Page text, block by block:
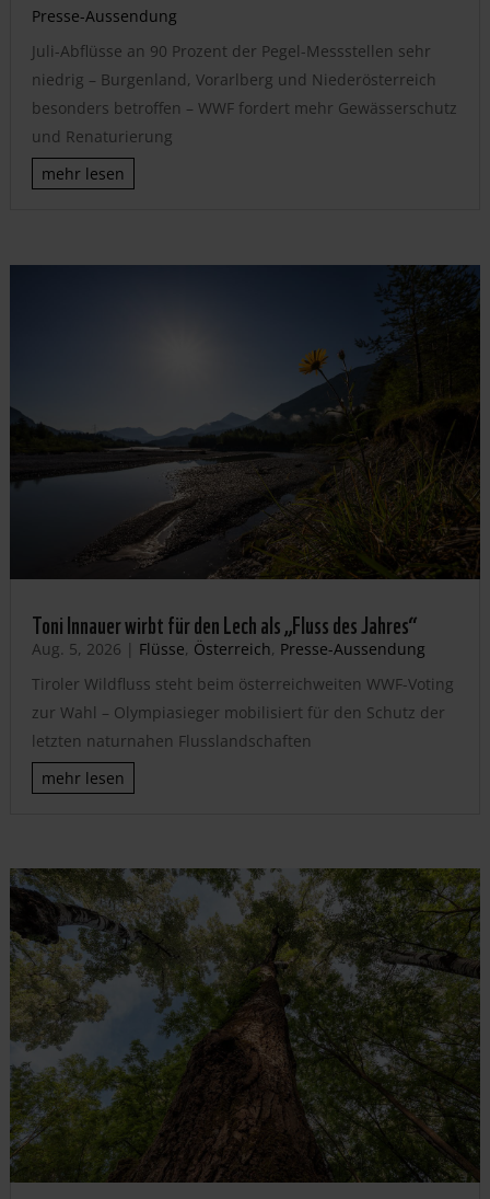
Presse-Aussendung
Juli-Abflüsse an 90 Prozent der Pegel-Messstellen sehr
niedrig – Burgenland, Vorarlberg und Niederösterreich
besonders betroffen – WWF fordert mehr Gewässerschutz
und Renaturierung
mehr lesen
Toni Innauer wirbt für den Lech als „Fluss des Jahres“
Aug. 5, 2026 | Flüsse, Österreich, Presse-Aussendung
Tiroler Wildfluss steht beim österreichweiten WWF-Voting
zur Wahl – Olympiasieger mobilisiert für den Schutz der
letzten naturnahen Flusslandschaften
mehr lesen